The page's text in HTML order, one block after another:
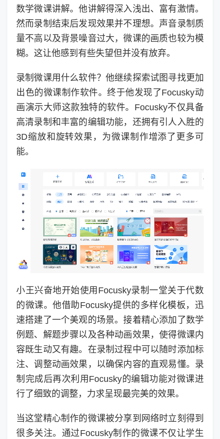
数学微课讲解。他讲解得深入浅出、富有激情。
然而录制结束后发现效果并不理想。声音录制质
量不高以及背景噪音过大，微课的画质也较为模
糊。这让他感到有些失望但并没有放弃。
录制微课用什么软件？他继续探索试图寻找更加
出色的微课制作软件。终于他发现了Focusky动
画演示大师这款独特的软件。Focusky不仅具备
高清录制和丰富的编辑功能，还拥有引人入胜的
3D缩放和旋转效果，为微课制作增添了更多可
能。
小王兴奋地开始使用Focusky录制一堂关于代数
的微课。他借助Focusky提供的多样化模板，迅
速搭建了一个美观的场景。接着精心添加了数学
例题、解题步骤以及各种动画效果，使得微课内
容既生动又有趣。在录制过程中可以随时添加标
注、调整动画效果，以确保内容的直观易懂。录
制完成后再次利用Focusky的编辑功能对微课进
行了细致的调整，力求呈现最完美的效果。
当这堂精心制作的微课被分享到网络时立刻得到
很多关注。通过Focusky制作的微课不仅让学生